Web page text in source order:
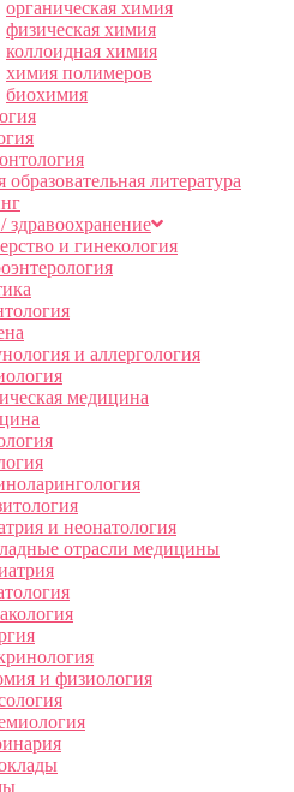
органическая химия
физическая химия
коллоидная химия
химия полимеров
биохимия
образовательная литература
и гинекология
и аллергология
медицина
и неонатология
отрасли медицины
и физиология